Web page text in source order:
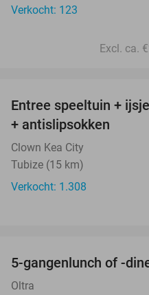
Verkocht: 123
Excl. ca.
Entree speeltuin +
+ antislipsokken
Clown Kea City
Tubize (15 km)
Verkocht: 1.308
5-gangenlunch of -
Oltra